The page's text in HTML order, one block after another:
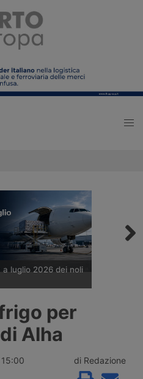
luglio 2026 dei noli
base annua a luglio,
il ritmo di crescita
mese consecutivo.
affronta una
di punta.
per
Alha
di Redazione